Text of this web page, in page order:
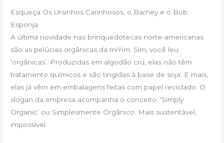
Esqueça Os Ursinhos Carinhosos, o Barney e o Bob
Esponja
A última novidade nas brinquedotecas norte-americanas
são as pelúcias orgânicas da miYim. Sim, você leu
‘orgânicas’. Produzidas em algodão cru, elas não têm
tratamento químicos e são tingidas à base de soja. E mais,
elas já vêm em embalagens feitas com papel reciclado. O
slogan da empresa acompanha o conceito: ‘Simply
Organic’ ou Simplesmente Orgânico. Mais sustentável,
impossível.